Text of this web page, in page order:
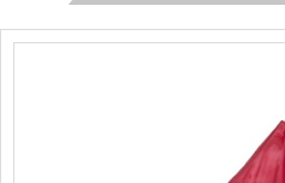
BARBATI